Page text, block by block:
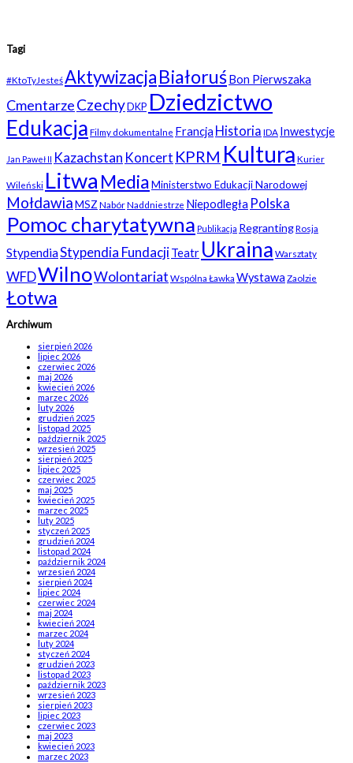
Tagi
#KtoTyJesteśAktywizacjaBiałoruśBon Pierwszaka
CmentarzeCzechyDKP Dziedzictwo
Edukacja Filmy dokumentalne Francja Historia IDA Inwestycje
Jan Paweł II Kazachstan Koncert KPRM Kultura Kurier
Wileński Litwa MediaMinisterstwo Edukacji Narodowej
MołdawiaMSZ NabórNaddniestrze Niepodległa Polska
Pomoc charytatywna Publikacja RegrantingRosja
StypendiaStypendia FundacjiTeatr Ukraina Warsztaty
WFDWilnoWolontariat Wspólna Ławka Wystawa Zaolzie
Łotwa
Archiwum
sierpień 2026
lipiec 2026
czerwiec 2026
maj 2026
kwiecień 2026
marzec 2026
luty 2026
grudzień 2025
listopad 2025
październik 2025
wrzesień 2025
sierpień 2025
lipiec 2025
czerwiec 2025
maj 2025
kwiecień 2025
marzec 2025
luty 2025
styczeń 2025
grudzień 2024
listopad 2024
październik 2024
wrzesień 2024
sierpień 2024
lipiec 2024
czerwiec 2024
maj 2024
kwiecień 2024
marzec 2024
luty 2024
styczeń 2024
grudzień 2023
listopad 2023
październik 2023
wrzesień 2023
sierpień 2023
lipiec 2023
czerwiec 2023
maj 2023
kwiecień 2023
marzec 2023